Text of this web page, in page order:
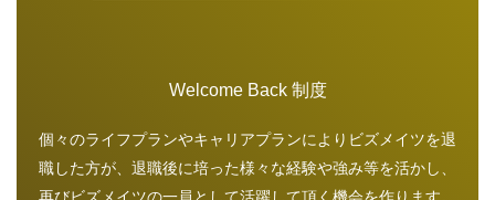
Welcome Back 制度
個々のライフプランやキャリアプランによりビズメイツを退
職した方が、退職後に培った様々な経験や強み等を活かし、
再びビズメイツの一員として活躍して頂く機会を作ります。